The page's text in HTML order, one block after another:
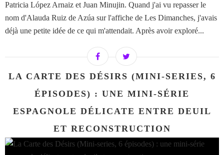
Patricia López Arnaiz et Juan Minujin. Quand j'ai vu repasser le
nom d'Alauda Ruiz de Azúa sur l'affiche de Les Dimanches, j'avais
déjà une petite idée de ce qui m'attendait. Après avoir exploré...
LA CARTE DES DÉSIRS (MINI-SERIES, 6
ÉPISODES) : UNE MINI-SÉRIE
ESPAGNOLE DÉLICATE ENTRE DEUIL
ET RECONSTRUCTION